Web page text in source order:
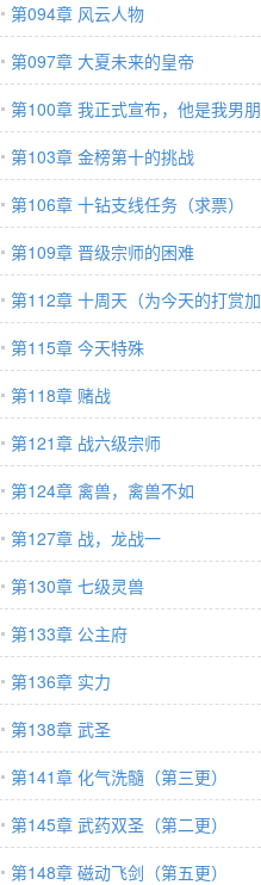
第094章 风云人物
第097章 大夏未来的皇帝
第100章 我正式宣布，他是我男朋
友第103章 金榜第十的挑战
第106章 十钻支线任务（求票）
第109章 晋级宗师的困难
第112章 十周天（为今天的打赏加
更）
第115章 今天特殊
第118章 赌战
第121章 战六级宗师
第124章 禽兽，禽兽不如
第127章 战，龙战一
第130章 七级灵兽
第133章 公主府
第136章 实力
第138章 武圣
第141章 化气洗髓（第三更）
第145章 武药双圣（第二更）
第148章 磁动飞剑（第五更）